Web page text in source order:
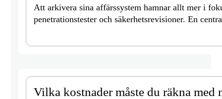
Att arkivera sina affärssystem hamnar allt mer i
penetrationstester och säkerhetsrevisioner. En
Vilka kostnader måste du räkna med